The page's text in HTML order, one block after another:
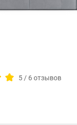
5 / 6 отзывов